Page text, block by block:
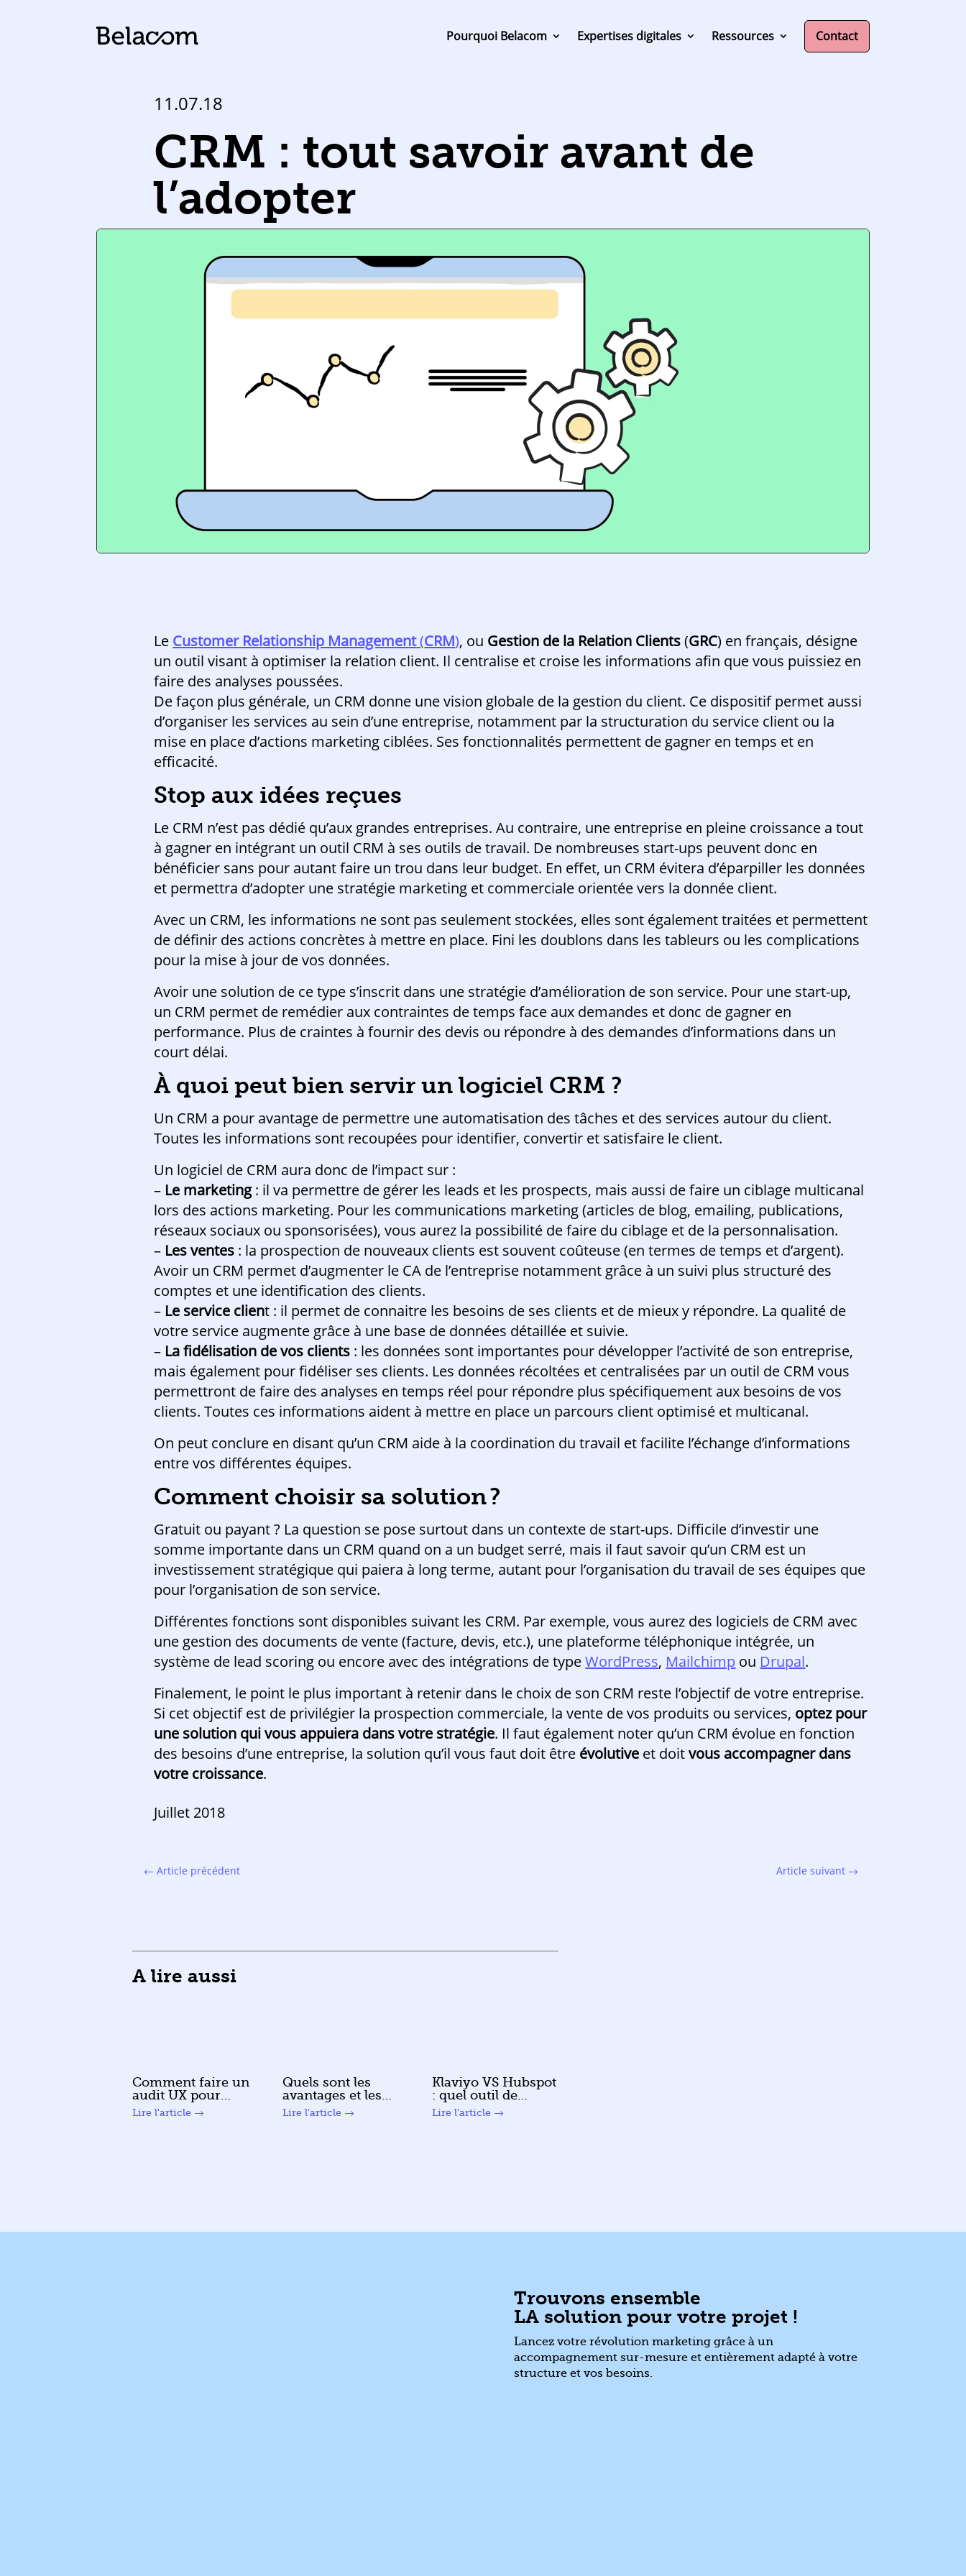
Pourquoi Belacom Expertises digitales Ressources Contact
CRM : tout savoir avant de
l’adopter
11.07.18
Le Customer Relationship Management(CRM), ou Gestion de la Relation Clients(GRC) en français, désigne
un outil visant à optimiser la relation client. Il centralise et croise les informations afin que vous puissiez en
faire des analyses poussées.
De façon plus générale, un CRM donne une vision globale de la gestion du client. Ce dispositif permet aussi
d’organiser les services au sein d’une entreprise, notamment par la structuration du service client ou la
mise en place d’actions marketing ciblées. Ses fonctionnalités permettent de gagner en temps et en
efficacité.
Stop aux idées reçues
Le CRM n’est pas dédié qu’aux grandes entreprises. Au contraire, une entreprise en pleine croissance a tout
à gagner en intégrant un outil CRM à ses outils de travail. De nombreuses start-ups peuvent donc en
bénéficier sans pour autant faire un trou dans leur budget. En effet, un CRM évitera d’éparpiller les données
et permettra d’adopter une stratégie marketing et commerciale orientée vers la donnée client.
Avec un CRM, les informations ne sont pas seulement stockées, elles sont également traitées et permettent
de définir des actions concrètes à mettre en place. Fini les doublons dans les tableurs ou les complications
pour la mise à jour de vos données.
Avoir une solution de ce type s’inscrit dans une stratégie d’amélioration de son service. Pour une start-up,
un CRM permet de remédier aux contraintes de temps face aux demandes et donc de gagner en
performance. Plus de craintes à fournir des devis ou répondre à des demandes d’informations dans un
court délai.
À quoi peut bien servir un logiciel CRM ?
Un CRM a pour avantage de permettre une automatisation des tâches et des services autour du client.
Toutes les informations sont recoupées pour identifier, convertir et satisfaire le client.
Un logiciel de CRM aura donc de l’impact sur :
– Le marketing: il va permettre de gérer les leads et les prospects, mais aussi de faire un ciblage multicanal
lors des actions marketing. Pour les communications marketing (articles de blog, emailing, publications,
réseaux sociaux ou sponsorisées), vous aurez la possibilité de faire du ciblage et de la personnalisation.
– Les ventes : la prospection de nouveaux clients est souvent coûteuse (en termes de temps et d’argent).
Avoir un CRM permet d’augmenter le CA de l’entreprise notamment grâce à un suivi plus structuré des
comptes et une identification des clients.
– Le service client : il permet de connaitre les besoins de ses clients et de mieux y répondre. La qualité de
votre service augmente grâce à une base de données détaillée et suivie.
– La fidélisation de vos clients : les données sont importantes pour développer l’activité de son entreprise,
mais également pour fidéliser ses clients. Les données récoltées et centralisées par un outil de CRM vous
permettront de faire des analyses en temps réel pour répondre plus spécifiquement aux besoins de vos
clients. Toutes ces informations aident à mettre en place un parcours client optimisé et multicanal.
On peut conclure en disant qu’un CRM aide à la coordination du travail et facilite l’échange d’informations
entre vos différentes équipes.
Comment choisir sa solution ?
Gratuit ou payant ? La question se pose surtout dans un contexte de start-ups. Difficile d’investir une
somme importante dans un CRM quand on a un budget serré, mais il faut savoir qu’un CRM est un
investissement stratégique qui paiera à long terme, autant pour l’organisation du travail de ses équipes que
pour l’organisation de son service.
Différentes fonctions sont disponibles suivant les CRM. Par exemple, vous aurez des logiciels de CRM avec
une gestion des documents de vente (facture, devis, etc.), une plateforme téléphonique intégrée, un
système de lead scoring ou encore avec des intégrations de typeWordPress, Mailchimp ou Drupal.
Finalement, le point le plus important à retenir dans le choix de son CRM reste l’objectif de votre entreprise.
Si cet objectif est de privilégier la prospection commerciale, la vente de vos produits ou services, optez pour
une solution qui vous appuiera dans votre stratégie. Il faut également noter qu’un CRM évolue en fonction
des besoins d’une entreprise, la solution qu’il vous faut doit être évolutive et doitvous accompagner dans
votre croissance.
Juillet 2018
←Article précédent Article suivant→
A lire aussi
Comment faire un
audit UX pour
évaluer l’expérience
lire plus
Quels sont les
avantages et les
limites d’un CRM
lire plus
Klaviyo VS Hubspot
: quel outil de
marketing
lire plus
Trouvons ensemble
LA solution pour votre projet !
Lancez votre révolution marketing grâce à un
accompagnement sur-mesure et entièrement adapté à votre
structure et vos besoins.